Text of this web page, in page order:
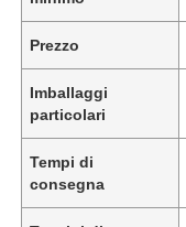
Prezzo
Imballaggi
particolari
Tempi di
consegna